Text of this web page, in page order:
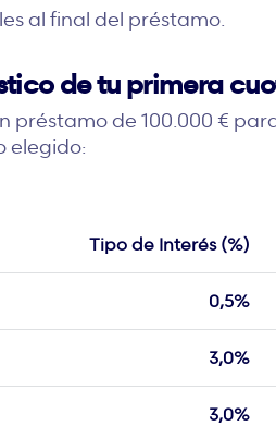
al final del préstamo.
de tu primera
préstamo de 100.000 €
elegido:
Tipo de Interés (%)
0,5%
3,0%
3,0%